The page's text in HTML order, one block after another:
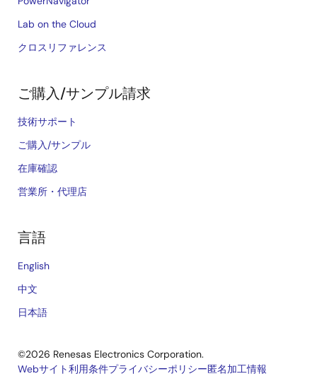
Lab on the Cloud
クロスリファレンス
ご購入/サンプル請求
技術サポート
ご購入/サンプル
在庫確認
営業所・代理店
言語
English
中文
日本語
©2026 Renesas Electronics Corporation.
Webサイト利用条件プライバシーポリシー匿名加工情報